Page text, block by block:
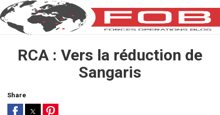
RCA : Vers la réduction de
Sangaris
Share